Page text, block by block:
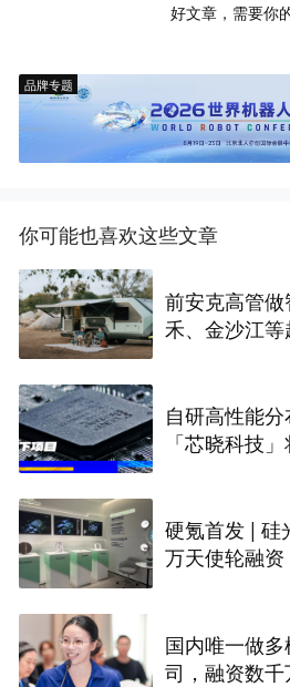
好文章，需要你
品牌专题
你可能也喜欢这些文章
前安克高管
禾、金沙江
自研高性能分
「芯晓科技
硬氪首发 | 硅
万天使轮融
国内唯一做
司，融资数